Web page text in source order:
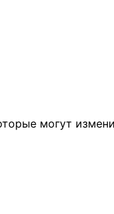
могут